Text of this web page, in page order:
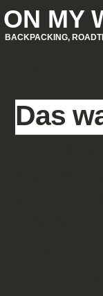
ON MY
BACKPACKING,
Das